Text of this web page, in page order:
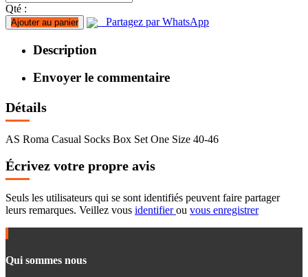
Qté :
Ajouter au panier Partagez par WhatsApp
Description
Envoyer le commentaire
Détails
AS Roma Casual Socks Box Set One Size 40-46
Écrivez votre propre avis
Seuls les utilisateurs qui se sont identifiés peuvent faire partager
leurs remarques. Veillez vous identifierou vous enregistrer
Qui sommes nous